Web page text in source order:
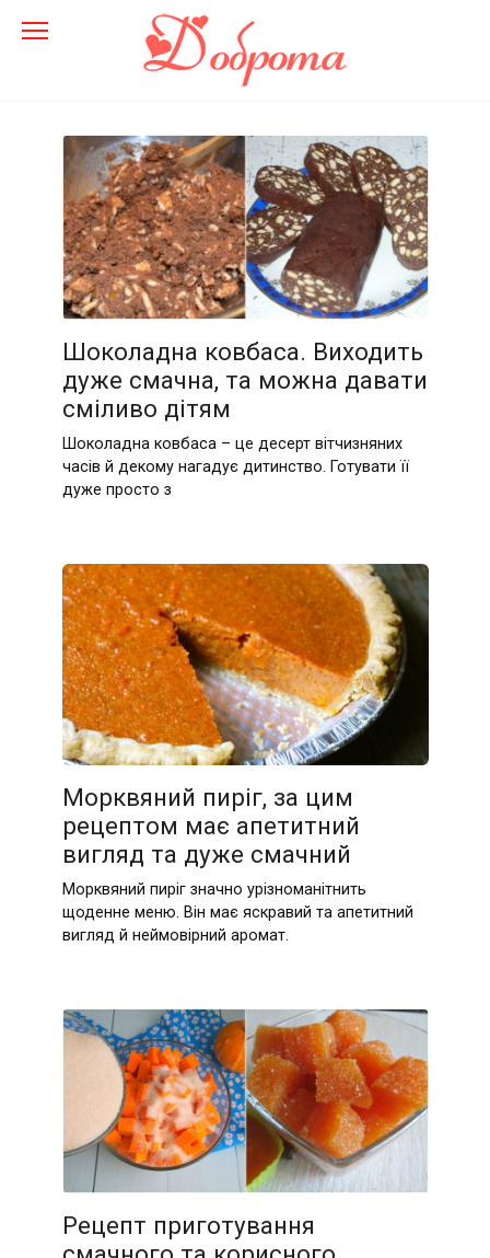
Шоколадна ковбаса. Виходить
дуже смачна, та можна давати
сміливо дітям
Шоколадна ковбаса – це десерт вітчизняних
часів й декому нагадує дитинство. Готувати її
дуже просто з
Морквяний пиріг, за цим
рецептом має апетитний
вигляд та дуже смачний
Морквяний пиріг значно урізноманітнить
щоденне меню. Він має яскравий та апетитний
вигляд й неймовірний аромат.
Рецепт приготування